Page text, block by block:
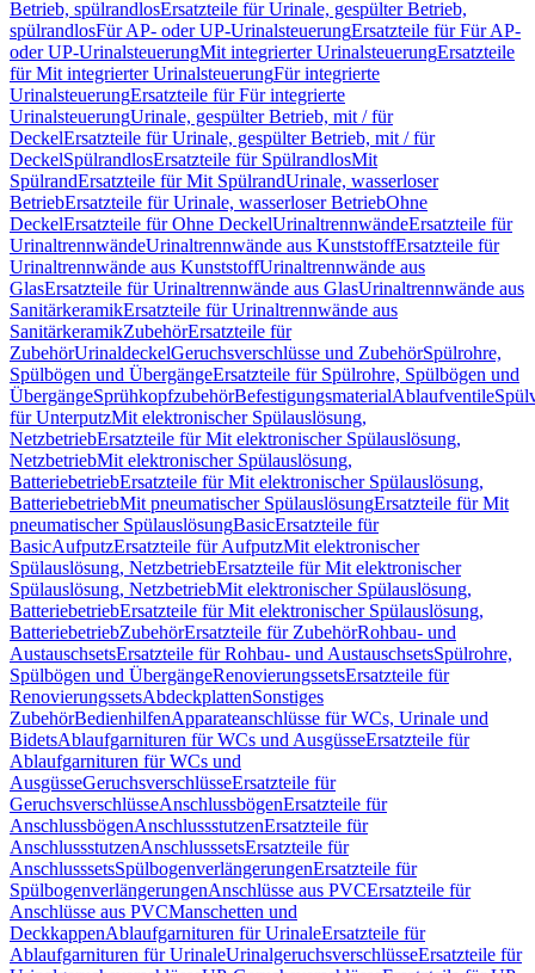
Betrieb, spülrandlosErsatzteile für Urinale, gespülter Betrieb,
spülrandlosFür AP- oder UP-UrinalsteuerungErsatzteile für Für AP-
oder UP-UrinalsteuerungMit integrierter UrinalsteuerungErsatzteile
für Mit integrierter UrinalsteuerungFür integrierte
UrinalsteuerungErsatzteile für Für integrierte
UrinalsteuerungUrinale, gespülter Betrieb, mit / für
DeckelErsatzteile für Urinale, gespülter Betrieb, mit / für
DeckelSpülrandlosErsatzteile für SpülrandlosMit
SpülrandErsatzteile für Mit SpülrandUrinale, wasserloser
BetriebErsatzteile für Urinale, wasserloser BetriebOhne
DeckelErsatzteile für Ohne DeckelUrinaltrennwändeErsatzteile für
UrinaltrennwändeUrinaltrennwände aus KunststoffErsatzteile für
Urinaltrennwände aus KunststoffUrinaltrennwände aus
GlasErsatzteile für Urinaltrennwände aus GlasUrinaltrennwände aus
SanitärkeramikErsatzteile für Urinaltrennwände aus
SanitärkeramikZubehörErsatzteile für
ZubehörUrinaldeckelGeruchsverschlüsse und ZubehörSpülrohre,
Spülbögen und ÜbergängeErsatzteile für Spülrohre, Spülbögen und
ÜbergängeSprühkopfzubehörBefestigungsmaterialAblaufventile
für UnterputzMit elektronischer Spülauslösung,
NetzbetriebErsatzteile für Mit elektronischer Spülauslösung,
NetzbetriebMit elektronischer Spülauslösung,
BatteriebetriebErsatzteile für Mit elektronischer Spülauslösung,
BatteriebetriebMit pneumatischer SpülauslösungErsatzteile für Mit
pneumatischer SpülauslösungBasicErsatzteile für
BasicAufputzErsatzteile für AufputzMit elektronischer
Spülauslösung, NetzbetriebErsatzteile für Mit elektronischer
Spülauslösung, NetzbetriebMit elektronischer Spülauslösung,
BatteriebetriebErsatzteile für Mit elektronischer Spülauslösung,
BatteriebetriebZubehörErsatzteile für ZubehörRohbau- und
AustauschsetsErsatzteile für Rohbau- und AustauschsetsSpülrohre,
Spülbögen und ÜbergängeRenovierungssetsErsatzteile für
RenovierungssetsAbdeckplattenSonstiges
ZubehörBedienhilfenApparateanschlüsse für WCs, Urinale und
BidetsAblaufgarnituren für WCs und AusgüsseErsatzteile für
Ablaufgarnituren für WCs und
AusgüsseGeruchsverschlüsseErsatzteile für
GeruchsverschlüsseAnschlussbögenErsatzteile für
AnschlussbögenAnschlussstutzenErsatzteile für
AnschlussstutzenAnschlusssetsErsatzteile für
AnschlusssetsSpülbogenverlängerungenErsatzteile für
SpülbogenverlängerungenAnschlüsse aus PVCErsatzteile für
Anschlüsse aus PVCManschetten und
DeckkappenAblaufgarnituren für UrinaleErsatzteile für
Ablaufgarnituren für UrinaleUrinalgeruchsverschlüsseErsatzteile für